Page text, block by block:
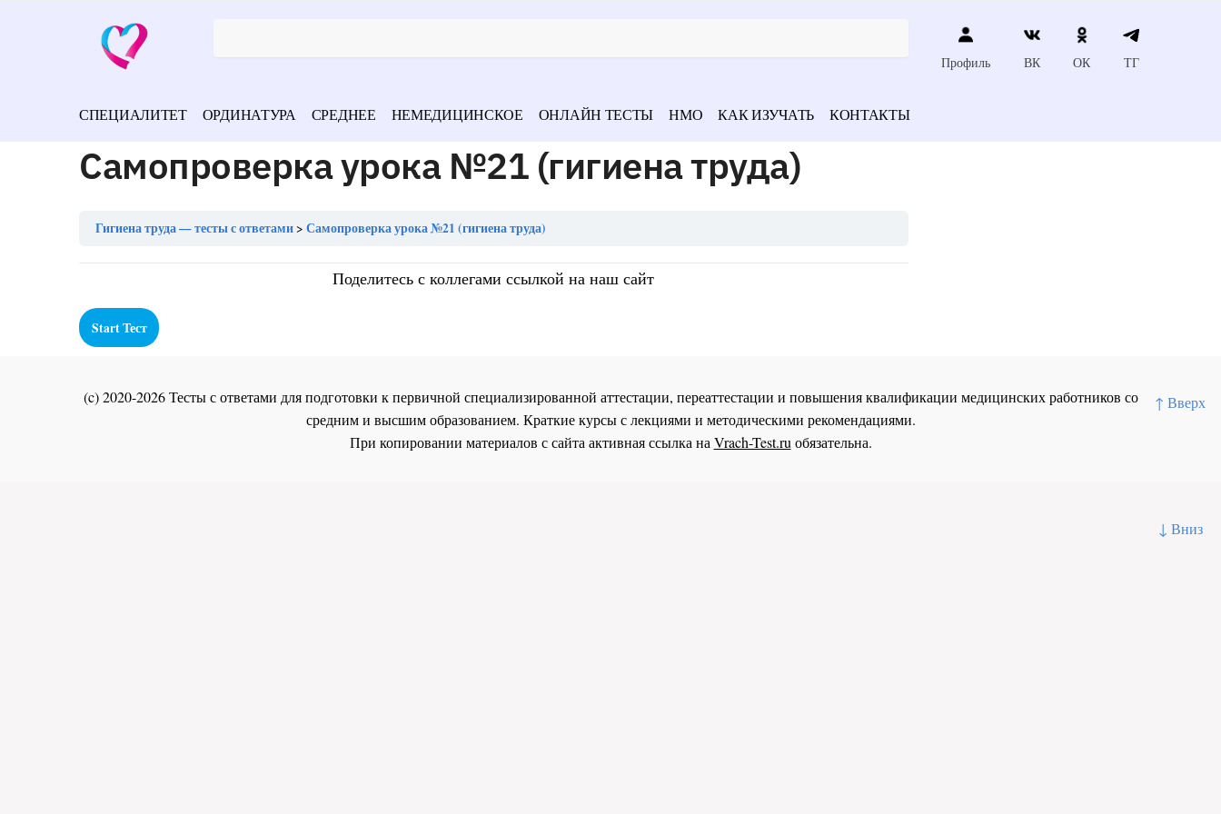
↑ Вверх
↓ Вниз
Профиль ВК ОК ТГ
СПЕЦИАЛИТЕТ ОРДИНАТУРА СРЕДНЕЕ НЕМЕДИЦИНСКОЕ ОНЛАЙН ТЕСТЫ НМО КАК ИЗУЧАТЬ КОНТАКТЫ
Самопроверка урока №21 (гигиена труда)
Гигиена труда — тесты с ответами Самопроверка урока №21 (гигиена труда)
Поделитесь с коллегами ссылкой на наш сайт
(c) 2020-2026 Тесты с ответами для подготовки к первичной специализированной аттестации, переаттестации и повышения квалификации медицинских работников со
средним и высшим образованием. Краткие курсы с лекциями и методическими рекомендациями.
При копировании материалов с сайта активная ссылка на Vrach-Test.ru обязательна.